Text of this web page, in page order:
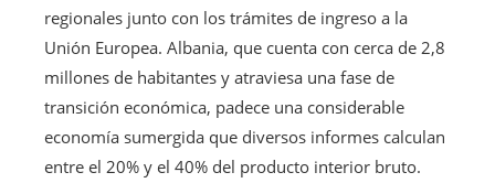
regionales junto con los trámites de ingreso a la
Unión Europea. Albania, que cuenta con cerca de 2,8
millones de habitantes y atraviesa una fase de
transición económica, padece una considerable
economía sumergida que diversos informes calculan
entre el 20% y el 40% del producto interior bruto.